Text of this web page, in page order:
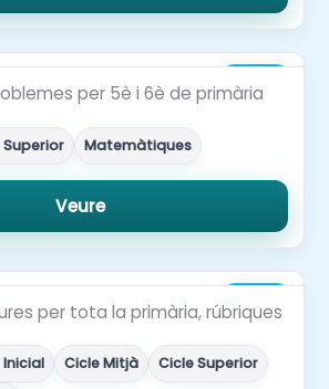
4,00€
per 5è i 6è de primària
Superior Matemàtiques
Veure
per tota la primària, rúbriques
Inicial Cicle Mitjà
Cicle Superior